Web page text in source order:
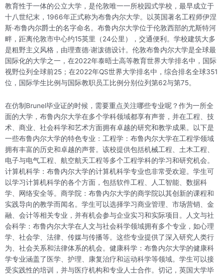
教育性于一体的公立大学，是伦敦唯一一所校园式学校，最早成立于
十八世纪末，1966年正式称为布鲁内尔大学。以英国著名工程师伊涅
斯·布鲁内尔爵士的名字命名。布鲁内尔大学位于伦敦西部的尤斯特河
畔，距离伦敦市中心约15英里（24公里），交通便利。学校建筑大多
是粗野主义风格，由理查德·谢泼德设计。伦敦布鲁内尔大学是全球最
国际化的大学之一，在2022年泰晤士高等教育世界大学排名中，国际
视野位列全球前25；在2022年QS世界大学排名中，综合排名全球351
位，国际学生比例与国际教职员工比例分别位列第62与第75。
在仿制Brunel毕业证的时候，需要重点关注哪些专业呢？作为一所全
面的大学，布鲁内尔大学在多个学科领域都享有声誉，并在工程、技
术、商业、社会科学和艺术方面拥有卓越的研究和教学成果。以下是
一些布鲁内尔大学的特色专业：工程学：布鲁内尔大学在工程学领域
拥有丰富的历史和卓越的声誉。该校提供包括机械工程、土木工程、
电子与电气工程、航空航天工程等多个工程学科的学习和研究机会。
计算机科学：布鲁内尔大学的计算机科学专业也非常受欢迎。学生可
以学习计算机科学的各个方面，包括软件工程、人工智能、数据科
学、网络安全等。商学院：布鲁内尔大学的商学院以其创新的课程和
实践导向的教学而闻名。学生可以选择学习商业管理、市场营销、金
融、会计等相关专业，并有机会参与企业实习和实际项目。人文与社
会科学：布鲁内尔大学在人文与社会科学领域拥有多个专业，如心理
学、社会学、法律、传媒与传播等。这些专业提供了深入研究人类行
为、社会关系和法律体系的机会。健康科学：布鲁内尔大学的健康科
学专业涵盖了医学、护理、康复治疗和运动科学等领域。学生可以接
受实践性的培训，并与医疗机构和专业人士合作。切记，英国大学毕